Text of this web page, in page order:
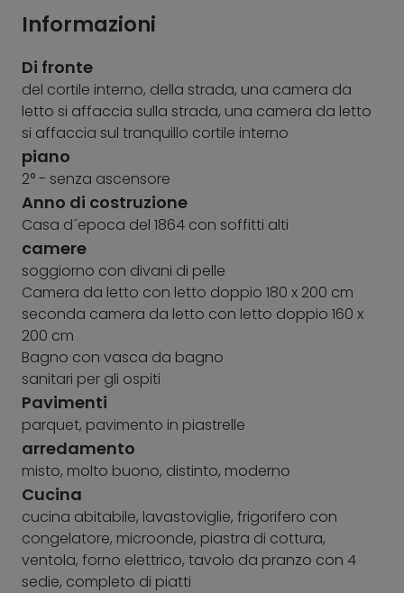
Informazioni
Di fronte
del cortile interno, della strada, una camera da
letto si affaccia sulla strada, una camera da letto
si affaccia sul tranquillo cortile interno
piano
2° - senza ascensore
Anno di costruzione
Casa d´epoca del 1864 con soffitti alti
camere
soggiorno con divani di pelle
Camera da letto con letto doppio 180 x 200 cm
seconda camera da letto con letto doppio 160 x
200 cm
Bagno con vasca da bagno
sanitari per gli ospiti
Pavimenti
parquet, pavimento in piastrelle
arredamento
misto, molto buono, distinto, moderno
Cucina
cucina abitabile, lavastoviglie, frigorifero con
congelatore, microonde, piastra di cottura,
ventola, forno elettrico, tavolo da pranzo con 4
sedie, completo di piatti